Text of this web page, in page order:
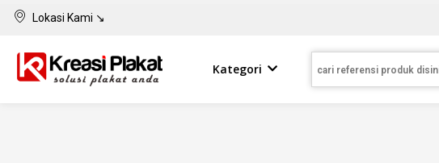
Lokasi Kami ↘
Kategori